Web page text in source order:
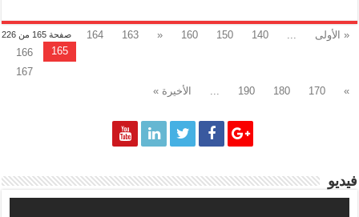
صفحة 165 من 226 « الأولى 140
150
160
«
163
164
165
166
167
»
170
180
190 الأخيرة »
فيديو